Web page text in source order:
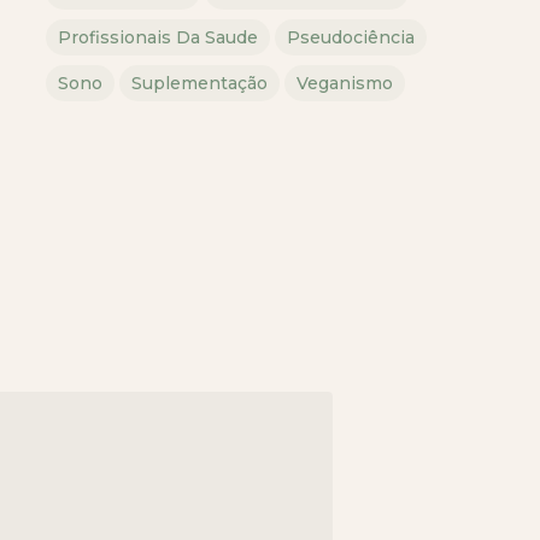
Profissionais Da Saude Pseudociência
Sono Suplementação Veganismo